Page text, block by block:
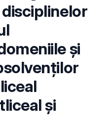
şi
şi